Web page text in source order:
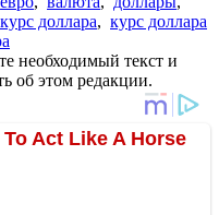
доллара, курс доллара
необходимый текст и
об этом редакции.